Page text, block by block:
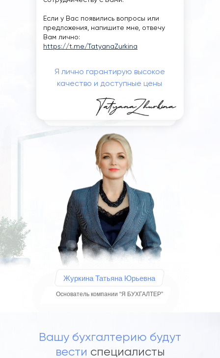
Если у Вас появились вопросы или
предложения, напишите мне, отвечу
Вам лично:
https://t.me/TatyanaZurkina
Я лично гарантирую высокое
качество и доступные цены
Журкина Татьяна Юрьевна
Основатель компании “Я БУХГАЛТЕР”
Вашу бухгалтерию будут
вести специалисты